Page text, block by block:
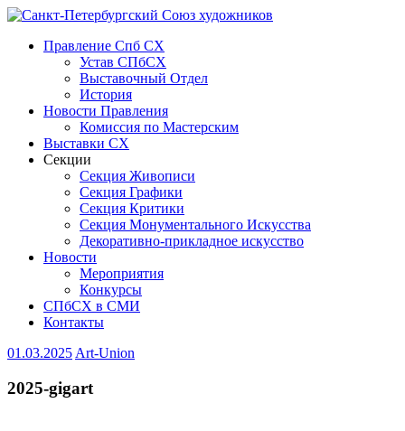
Правление Спб СХ
Устав СПбСХ
Выставочный Отдел
История
Новости Правления
Комиссия по Мастерским
Выставки СХ
Секции
Секция Живописи
Секция Графики
Секция Критики
Секция Монументального Искусства
Декоративно-прикладное искусство
Новости
Мероприятия
Конкурсы
СПбСХ в СМИ
Контакты
01.03.2025 Art-Union
2025-gigart